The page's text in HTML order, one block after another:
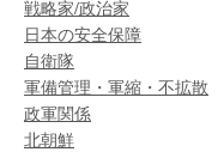
戦略家/政治家
日本の安全保障
自衛隊
軍備管理・軍縮・不拡散
政軍関係
北朝鮮